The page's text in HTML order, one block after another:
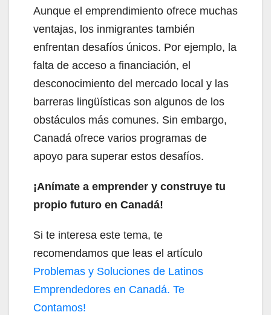
Aunque el emprendimiento ofrece muchas
ventajas, los inmigrantes también
enfrentan desafíos únicos. Por ejemplo, la
falta de acceso a financiación, el
desconocimiento del mercado local y las
barreras lingüísticas son algunos de los
obstáculos más comunes. Sin embargo,
Canadá ofrece varios programas de
apoyo para superar estos desafíos.
¡Anímate a emprender y construye tu
propio futuro en Canadá!
Si te interesa este tema, te
recomendamos que leas el artículo
Problemas y Soluciones de Latinos
Emprendedores en Canadá. Te
Contamos!